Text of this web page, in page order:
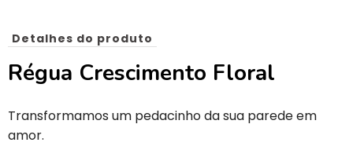
Detalhes do produto
Régua Crescimento Floral
Transformamos um pedacinho da sua parede em
amor.